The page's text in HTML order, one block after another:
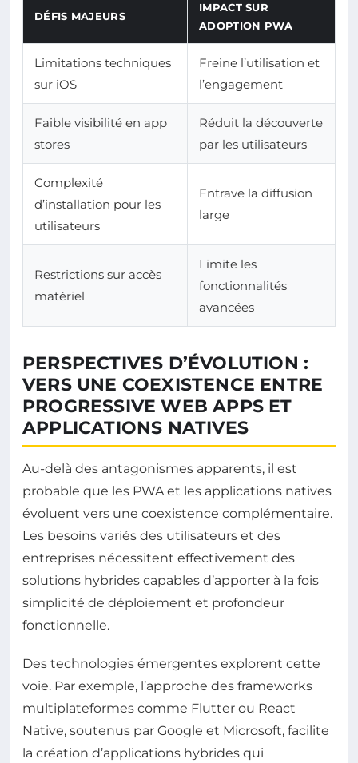
DÉFIS MAJEURS
IMPACT SUR
ADOPTION PWA
Limitations techniques
sur iOS
Freine l’utilisation et
l’engagement
Faible visibilité en app
stores
Réduit la découverte
par les utilisateurs
Complexité
d’installation pour les
utilisateurs
Entrave la diffusion
large
Restrictions sur accès
matériel
Limite les
fonctionnalités
avancées
PERSPECTIVES D’ÉVOLUTION :
VERS UNE COEXISTENCE ENTRE
PROGRESSIVE WEB APPS ET
APPLICATIONS NATIVES
Au-delà des antagonismes apparents, il est
probable que les PWA et les applications natives
évoluent vers une coexistence complémentaire.
Les besoins variés des utilisateurs et des
entreprises nécessitent effectivement des
solutions hybrides capables d’apporter à la fois
simplicité de déploiement et profondeur
fonctionnelle.
Des technologies émergentes explorent cette
voie. Par exemple, l’approche des frameworks
multiplateformes comme Flutter ou React
Native, soutenus par Google et Microsoft, facilite
la création d’applications hybrides qui